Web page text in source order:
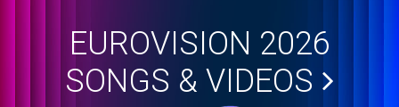
EUROVISION 2026
SONGS & VIDEOS